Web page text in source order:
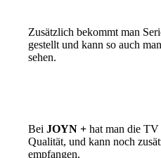
Zusätzlich bekommt man
gestellt und kann so auch
sehen.
BeiJOYN + hat man die TV
Qualität, und kann noch
empfangen.